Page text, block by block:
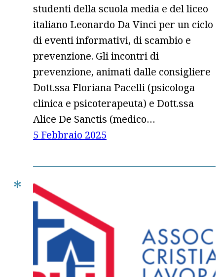
studenti della scuola media e del liceo
italiano Leonardo Da Vinci per un ciclo
di eventi informativi, di scambio e
prevenzione. Gli incontri di
prevenzione, animati dalle consigliere
Dott.ssa Floriana Pacelli (psicologa
clinica e psicoterapeuta) e Dott.ssa
Alice De Sanctis (medico…
5 Febbraio 2025